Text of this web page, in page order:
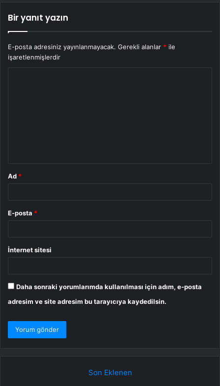
Bir yanıt yazın
E-posta adresiniz yayınlanmayacak. Gerekli alanlar * ile
işaretlenmişlerdir
Ad *
E-posta *
İnternet sitesi
Daha sonraki yorumlarımda kullanılması için adım, e-posta
adresim ve site adresim bu tarayıcıya kaydedilsin.
Son Eklenen